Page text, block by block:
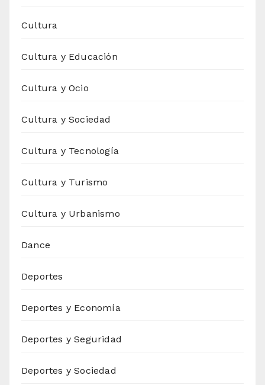
Cultura
Cultura y Educación
Cultura y Ocio
Cultura y Sociedad
Cultura y Tecnología
Cultura y Turismo
Cultura y Urbanismo
Dance
Deportes
Deportes y Economía
Deportes y Seguridad
Deportes y Sociedad